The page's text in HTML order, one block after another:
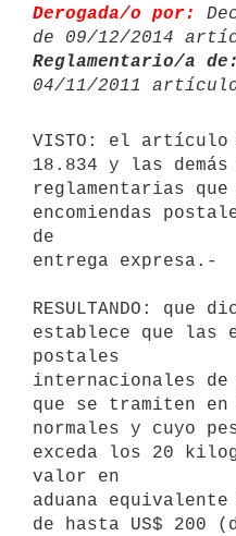
Derogada/o por:
de 09/12/2014
Reglamentario/a de:
04/11/2011
VISTO: el artículo
18.834 y las demás
reglamentarias
encomiendas
de
entrega expresa.-
RESULTANDO: que
establece que las
postales
internacionales de
que se tramiten en
normales y cuyo
exceda los 20
valor en
aduana equivalente
de hasta US$ 200